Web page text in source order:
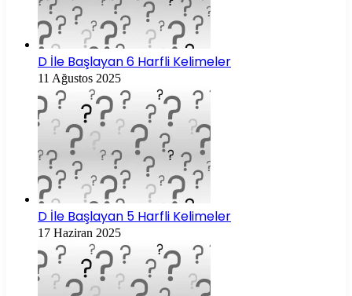
D İle Başlayan 6 Harfli Kelimeler
11 Ağustos 2025
D İle Başlayan 5 Harfli Kelimeler
17 Haziran 2025